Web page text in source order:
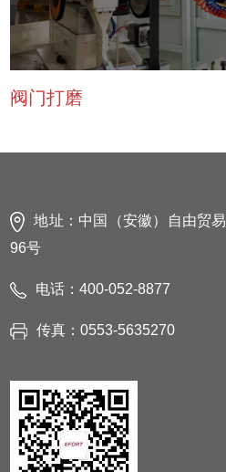
阀门打磨
地址：中国（安徽）自由贸
96号
电话：400-052-8877
传真：0553-5635270